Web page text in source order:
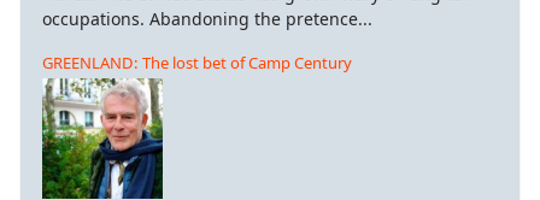
occupations. Abandoning the pretence...
GREENLAND: The lost bet of Camp Century